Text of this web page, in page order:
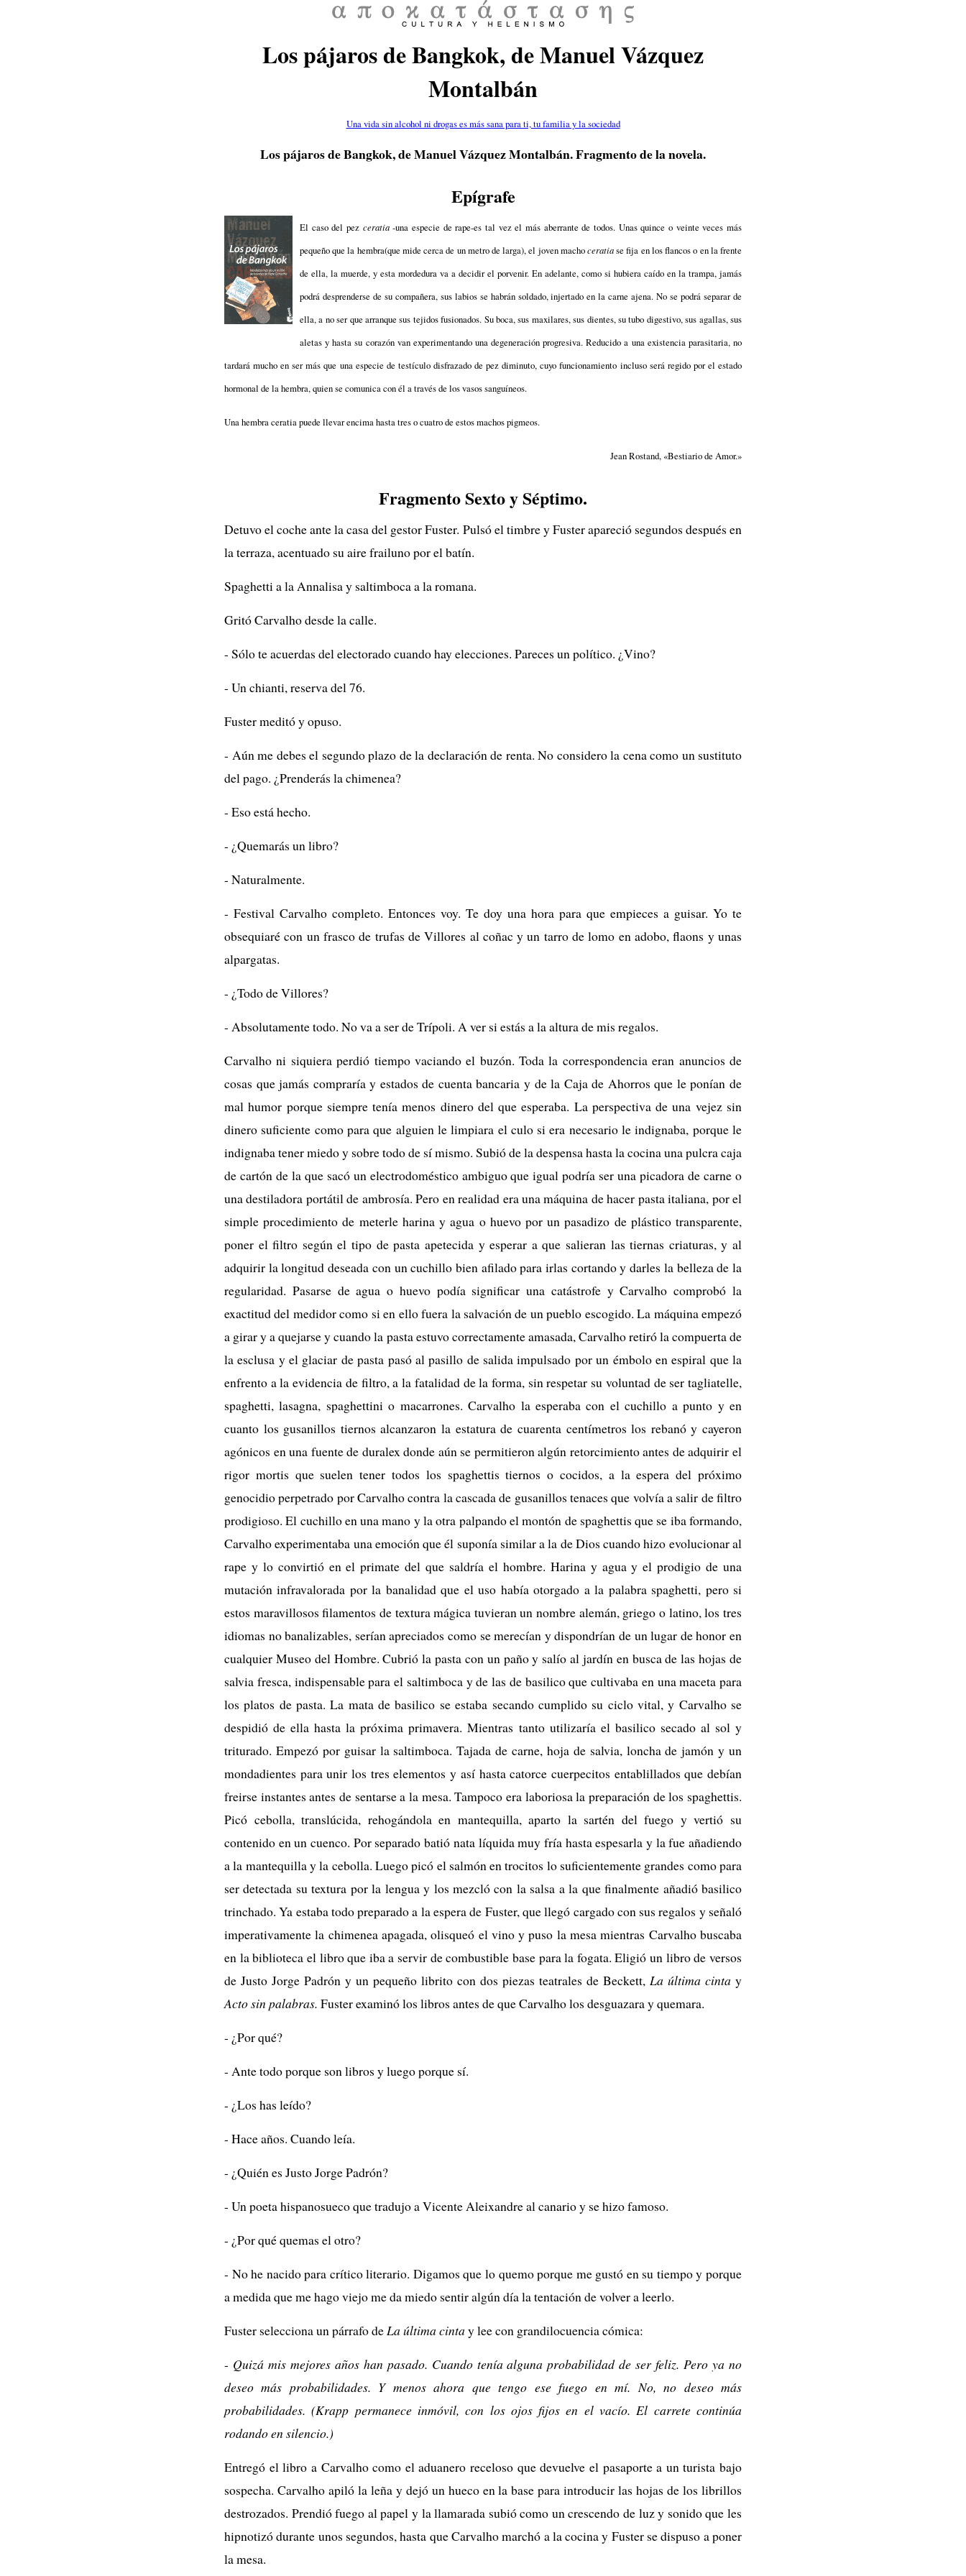
Los pájaros de Bangkok, de Manuel Vázquez
Montalbán
Una vida sin alcohol ni drogas es más sana para ti, tu familia y la sociedad
Los pájaros de Bangkok, de Manuel Vázquez Montalbán. Fragmento de la novela.
Epígrafe
El caso del pez ceratia-una especie de rape-es tal vez el más aberrante de todos. Unas quince o veinte veces más
pequeño que la hembra(que mide cerca de un metro de larga), el joven machoceratiase fija en los flancos o en la frente
de ella, la muerde, y esta mordedura va a decidir el porvenir. En adelante, como si hubiera caído en la trampa, jamás
podrá desprenderse de su compañera, sus labios se habrán soldado, injertado en la carne ajena. No se podrá separar de
ella, a no ser que arranque sus tejidos fusionados. Su boca, sus maxilares, sus dientes, su tubo digestivo, sus agallas, sus
aletas y hasta su corazón van experimentando una degeneración progresiva. Reducido a una existencia parasitaria, no
tardará mucho en ser más que una especie de testículo disfrazado de pez diminuto, cuyo funcionamiento incluso será regido por el estado
hormonal de la hembra, quien se comunica con él a través de los vasos sanguíneos.
Una hembra ceratia puede llevar encima hasta tres o cuatro de estos machos pigmeos.
Jean Rostand, «Bestiario de Amor.»
Fragmento Sexto y Séptimo.
Detuvo el coche ante la casa del gestor Fuster. Pulsó el timbre y Fuster apareció segundos después en
la terraza, acentuado su aire frailuno por el batín.
Spaghetti a la Annalisa y saltimboca a la romana.
Gritó Carvalho desde la calle.
- Sólo te acuerdas del electorado cuando hay elecciones. Pareces un político. ¿Vino?
- Un chianti, reserva del 76.
Fuster meditó y opuso.
- Aún me debes el segundo plazo de la declaración de renta. No considero la cena como un sustituto
del pago. ¿Prenderás la chimenea?
- Eso está hecho.
- ¿Quemarás un libro?
- Naturalmente.
- Festival Carvalho completo. Entonces voy. Te doy una hora para que empieces a guisar. Yo te
obsequiaré con un frasco de trufas de Villores al coñac y un tarro de lomo en adobo, flaons y unas
alpargatas.
- ¿Todo de Villores?
- Absolutamente todo. No va a ser de Trípoli. A ver si estás a la altura de mis regalos.
Carvalho ni siquiera perdió tiempo vaciando el buzón. Toda la correspondencia eran anuncios de
cosas que jamás compraría y estados de cuenta bancaria y de la Caja de Ahorros que le ponían de
mal humor porque siempre tenía menos dinero del que esperaba. La perspectiva de una vejez sin
dinero suficiente como para que alguien le limpiara el culo si era necesario le indignaba, porque le
indignaba tener miedo y sobre todo de sí mismo. Subió de la despensa hasta la cocina una pulcra caja
de cartón de la que sacó un electrodoméstico ambiguo que igual podría ser una picadora de carne o
una destiladora portátil de ambrosía. Pero en realidad era una máquina de hacer pasta italiana, por el
simple procedimiento de meterle harina y agua o huevo por un pasadizo de plástico transparente,
poner el filtro según el tipo de pasta apetecida y esperar a que salieran las tiernas criaturas, y al
adquirir la longitud deseada con un cuchillo bien afilado para irlas cortando y darles la belleza de la
regularidad. Pasarse de agua o huevo podía significar una catástrofe y Carvalho comprobó la
exactitud del medidor como si en ello fuera la salvación de un pueblo escogido. La máquina empezó
a girar y a quejarse y cuando la pasta estuvo correctamente amasada, Carvalho retiró la compuerta de
la esclusa y el glaciar de pasta pasó al pasillo de salida impulsado por un émbolo en espiral que la
enfrento a la evidencia de filtro, a la fatalidad de la forma, sin respetar su voluntad de ser tagliatelle,
spaghetti, lasagna, spaghettini o macarrones. Carvalho la esperaba con el cuchillo a punto y en
cuanto los gusanillos tiernos alcanzaron la estatura de cuarenta centímetros los rebanó y cayeron
agónicos en una fuente de duralex donde aún se permitieron algún retorcimiento antes de adquirir el
rigor mortis que suelen tener todos los spaghettis tiernos o cocidos, a la espera del próximo
genocidio perpetrado por Carvalho contra la cascada de gusanillos tenaces que volvía a salir de filtro
prodigioso. El cuchillo en una mano y la otra palpando el montón de spaghettis que se iba formando,
Carvalho experimentaba una emoción que él suponía similar a la de Dios cuando hizo evolucionar al
rape y lo convirtió en el primate del que saldría el hombre. Harina y agua y el prodigio de una
mutación infravalorada por la banalidad que el uso había otorgado a la palabra spaghetti, pero si
estos maravillosos filamentos de textura mágica tuvieran un nombre alemán, griego o latino, los tres
idiomas no banalizables, serían apreciados como se merecían y dispondrían de un lugar de honor en
cualquier Museo del Hombre. Cubrió la pasta con un paño y salío al jardín en busca de las hojas de
salvia fresca, indispensable para el saltimboca y de las de basilico que cultivaba en una maceta para
los platos de pasta. La mata de basilico se estaba secando cumplido su ciclo vital, y Carvalho se
despidió de ella hasta la próxima primavera. Mientras tanto utilizaría el basilico secado al sol y
triturado. Empezó por guisar la saltimboca. Tajada de carne, hoja de salvia, loncha de jamón y un
mondadientes para unir los tres elementos y así hasta catorce cuerpecitos entablillados que debían
freirse instantes antes de sentarse a la mesa. Tampoco era laboriosa la preparación de los spaghettis.
Picó cebolla, translúcida, rehogándola en mantequilla, aparto la sartén del fuego y vertió su
contenido en un cuenco. Por separado batió nata líquida muy fría hasta espesarla y la fue añadiendo
a la mantequilla y la cebolla. Luego picó el salmón en trocitos lo suficientemente grandes como para
ser detectada su textura por la lengua y los mezcló con la salsa a la que finalmente añadió basilico
trinchado. Ya estaba todo preparado a la espera de Fuster, que llegó cargado con sus regalos y señaló
imperativamente la chimenea apagada, olisqueó el vino y puso la mesa mientras Carvalho buscaba
en la biblioteca el libro que iba a servir de combustible base para la fogata. Eligió un libro de versos
de Justo Jorge Padrón y un pequeño librito con dos piezas teatrales de Beckett, La última cinta y
Acto sin palabras. Fuster examinó los libros antes de que Carvalho los desguazara y quemara.
- ¿Por qué?
- Ante todo porque son libros y luego porque sí.
- ¿Los has leído?
- Hace años. Cuando leía.
- ¿Quién es Justo Jorge Padrón?
- Un poeta hispanosueco que tradujo a Vicente Aleixandre al canario y se hizo famoso.
- ¿Por qué quemas el otro?
- No he nacido para crítico literario. Digamos que lo quemo porque me gustó en su tiempo y porque
a medida que me hago viejo me da miedo sentir algún día la tentación de volver a leerlo.
Fuster selecciona un párrafo deLa última cintay lee con grandilocuencia cómica:
- Quizá mis mejores años han pasado. Cuando tenía alguna probabilidad de ser feliz. Pero ya no
deseo más probabilidades. Y menos ahora que tengo ese fuego en mí. No, no deseo más
probabilidades. (Krapp permanece inmóvil, con los ojos fijos en el vacío. El carrete continúa
rodando en silencio.)
Entregó el libro a Carvalho como el aduanero receloso que devuelve el pasaporte a un turista bajo
sospecha. Carvalho apiló la leña y dejó un hueco en la base para introducir las hojas de los librillos
destrozados. Prendió fuego al papel y la llamarada subió como un crescendo de luz y sonido que les
hipnotizó durante unos segundos, hasta que Carvalho marchó a la cocina y Fuster se dispuso a poner
la mesa.